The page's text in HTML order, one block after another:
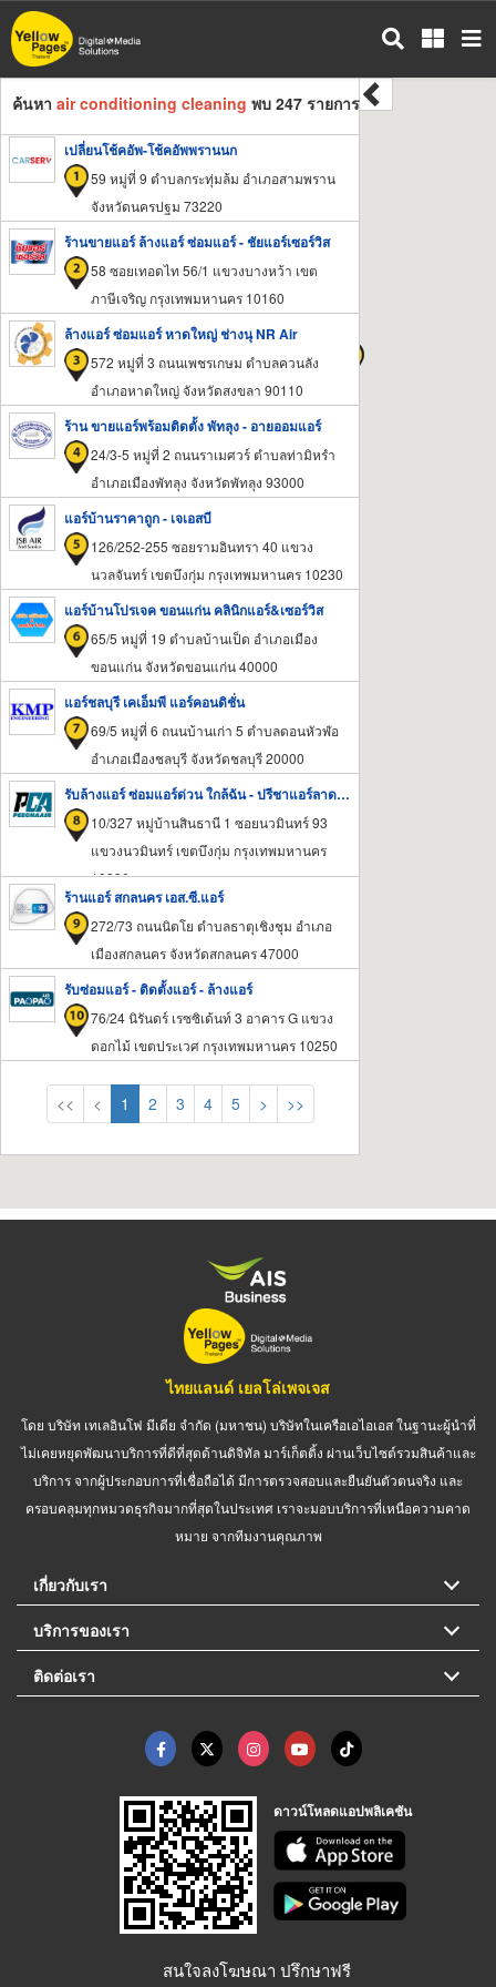
ข้าม
ไป
เนื้อหา
ค้นหา air conditioning cleaning พบ 247 รายการ
เปลี่ยนโช้คอัพ-โช้คอัพพรานนก
59 หมู่ที่ 9 ตำบลกระทุ่มล้ม อำเภอสามพราน
จังหวัดนครปฐม 73220
ร้านขายแอร์ ล้างแอร์ ซ่อมแอร์ - ชัยแอร์เซอร์วิส
58 ซอยเทอดไท 56/1 แขวงบางหว้า เขต
ภาษีเจริญ กรุงเทพมหานคร 10160
ล้างแอร์ ซ่อมแอร์ หาดใหญ่ ช่างนุ NR Air
572 หมู่ที่ 3 ถนนเพชรเกษม ตำบลควนลัง
อำเภอหาดใหญ่ จังหวัดสงขลา 90110
ร้าน ขายแอร์พร้อมติดตั้ง พัทลุง - อายออมแอร์
24/3-5 หมู่ที่ 2 ถนนราเมศวร์ ตำบลท่ามิหรำ
อำเภอเมืองพัทลุง จังหวัดพัทลุง 93000
แอร์บ้านราคาถูก - เจเอสบี
126/252-255 ซอยรามอินทรา 40 แขวง
นวลจันทร์ เขตบึงกุ่ม กรุงเทพมหานคร 10230
แอร์บ้านโปรเจค ขอนแก่น คลินิกแอร์&เซอร์วิส
65/5 หมู่ที่ 19 ตำบลบ้านเป็ด อำเภอเมือง
ขอนแก่น จังหวัดขอนแก่น 40000
แอร์ชลบุรี เคเอ็มพี แอร์คอนดิชั่น
69/5 หมู่ที่ 6 ถนนบ้านเก่า 5 ตำบลดอนหัวฬ่อ
อำเภอเมืองชลบุรี จังหวัดชลบุรี 20000
รับล้างแอร์ ซ่อมแอร์ด่วน ใกล้ฉัน - ปรีชาแอร์ลาดพร้าว101
10/327 หมู่บ้านสินธานี 1 ซอยนวมินทร์ 93
แขวงนวมินทร์ เขตบึงกุ่ม กรุงเทพมหานคร
10230
ร้านแอร์ สกลนคร เอส.ซี.แอร์
272/73 ถนนนิตโย ตำบลธาตุเชิงชุม อำเภอ
เมืองสกลนคร จังหวัดสกลนคร 47000
รับซ่อมแอร์ - ติดตั้งแอร์ - ล้างแอร์
76/24 นิรันดร์ เรซซิเด้นท์ 3 อาคาร G แขวง
ดอกไม้ เขตประเวศ กรุงเทพมหานคร 10250
<< < 1 2 3 4 5 > >>
ไทยแลนด์ เยลโล่เพจเจส
โดย บริษัท เทเลอินโฟ มีเดีย จำกัด (มหาชน) บริษัทในเครือเอไอเอส ในฐานะผู้นำที่
ไม่เคยหยุดพัฒนาบริการที่ดีที่สุดด้านดิจิทัล มาร์เก็ตติ้ง ผ่านเว็บไซต์รวมสินค้าและ
บริการ จากผู้ประกอบการที่เชื่อถือได้ มีการตรวจสอบและยืนยันตัวตนจริง และ
ครอบคลุมทุกหมวดธุรกิจมากที่สุดในประเทศ เราจะมอบบริการที่เหนือความคาด
หมาย จากทีมงานคุณภาพ
เกี่ยวกับเรา
บริการของเรา
ติดต่อเรา
ดาวน์โหลดแอปพลิเคชัน
สนใจลงโฆษณา ปรึกษาฟรี